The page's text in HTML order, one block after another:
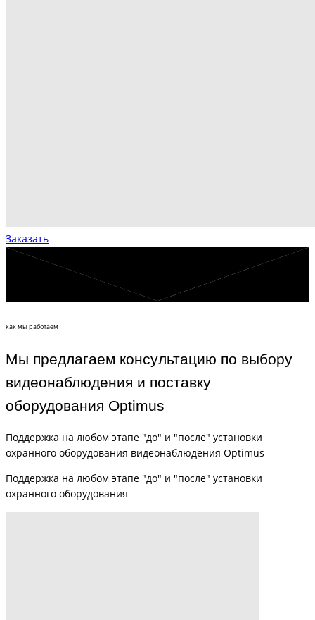
Заказать
как мы работаем
Мы предлагаем консультацию по выбору
видеонаблюдения и поставку
оборудования Optimus
Поддержка на любом этапе "до" и "после" установки
охранного оборудования видеонаблюдения Optimus
Поддержка на любом этапе "до" и "после" установки
охранного оборудования